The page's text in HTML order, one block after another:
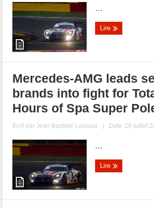
...
Lire
Mercedes-AMG leads
brands into fight for
Hours of Spa Super
Écrit parJean-Baptiste Lassaux | Date: 26 juillet
...
Lire